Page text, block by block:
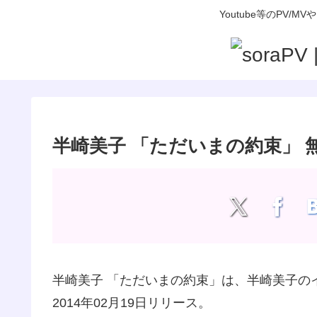
Youtube等のPV/MV
半崎美子 「ただいまの約束」
半崎美子 「ただいまの約束」は、半崎美子
2014年02月19日リリース。